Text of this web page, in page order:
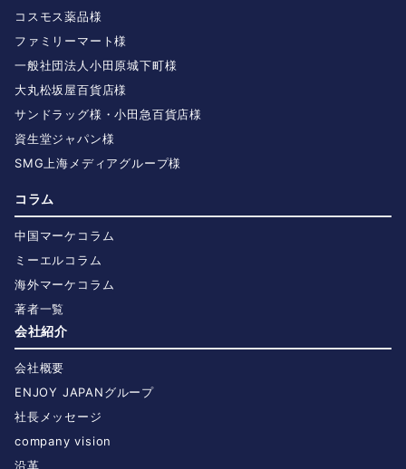
コスモス薬品様
ファミリーマート様
一般社団法人小田原城下町様
大丸松坂屋百貨店様
サンドラッグ様・小田急百貨店様
資生堂ジャパン様
SMG上海メディアグループ様
コラム
中国マーケコラム
ミーエルコラム
海外マーケコラム
著者一覧
会社紹介
会社概要
ENJOY JAPANグループ
社長メッセージ
company vision
沿革